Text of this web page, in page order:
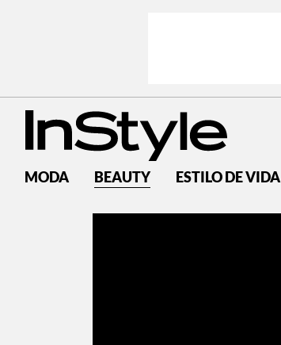
MODA BEAUTY ESTILO DE VIDA